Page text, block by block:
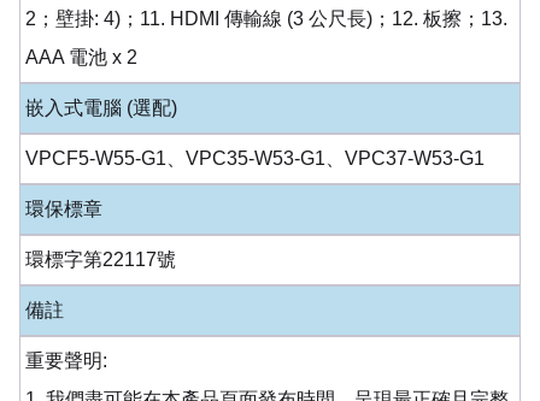
2；壁掛: 4)；11. HDMI 傳輸線 (3 公尺長)；12. 板擦；13.
AAA 電池 x 2
嵌入式電腦 (選配)
VPCF5-W55-G1、VPC35-W53-G1、VPC37-W53-G1
環保標章
環標字第22117號
備註
重要聲明: